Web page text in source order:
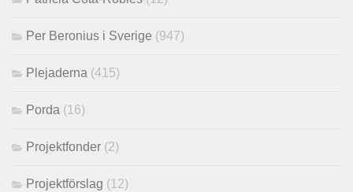
Per Beronius i Sverige (947)
Plejaderna (415)
Porda (16)
Projektfonder (2)
Projektförslag (12)